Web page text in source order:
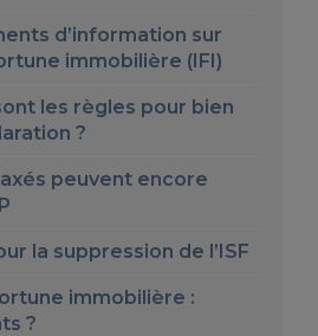
d’information sur
immobilière (IFI)
les règles pour bien
?
peuvent encore
la suppression de l’ISF
immobilière :
?